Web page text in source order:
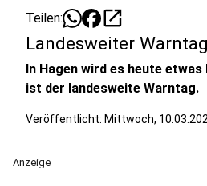
Teilen: open_in_new
Landesweiter Warntag
In Hagen wird es heute
ist der landesweite Warntag.
Veröffentlicht: Mittwoch,
Anzeige